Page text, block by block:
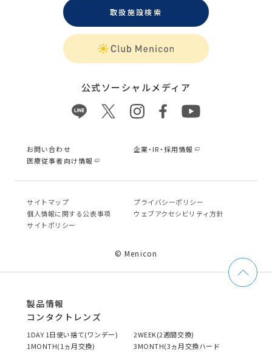
取扱施設検索
公式ソーシャルメディア
お問い合わせ
企業・IR・採用情報
医療従事者向け情報
サイトマップ
プライバシーポリシー
個⼈情報に関する公表事項
ウェブアクセシビリティ方針
サイトポリシー
© Menicon
製品情報
コンタクトレンズ
1DAY 1日使い捨て(ワンデー)
2WEEK(2週間交換)
1MONTH(1ヵ月交換)
3MONTH(3ヵ月交換ハード